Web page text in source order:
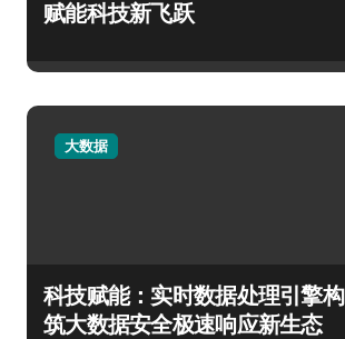
赋能科技新飞跃
大数据
科技赋能：实时数据处理引擎构
筑大数据安全极速响应新生态